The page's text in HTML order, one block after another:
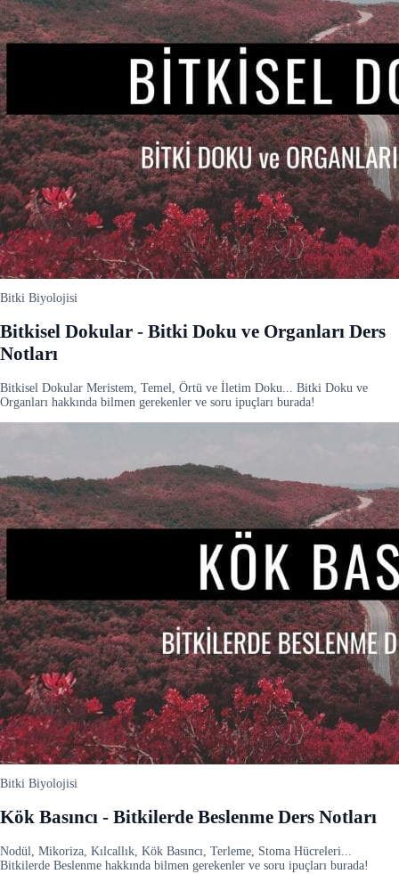
Bitki Biyolojisi
Bitkisel Dokular - Bitki Doku ve Organları Ders
Notları
Bitkisel Dokular Meristem, Temel, Örtü ve İletim Doku... Bitki Doku ve
Organları hakkında bilmen gerekenler ve soru ipuçları burada!
Bitki Biyolojisi
Kök Basıncı - Bitkilerde Beslenme Ders Notları
Nodül, Mikoriza, Kılcallık, Kök Basıncı, Terleme, Stoma Hücreleri...
Bitkilerde Beslenme hakkında bilmen gerekenler ve soru ipuçları burada!